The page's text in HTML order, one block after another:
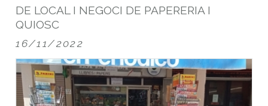
16/11/2022
DE LOCAL I NEGOCI DE PAPERERIA I
QUIOSC